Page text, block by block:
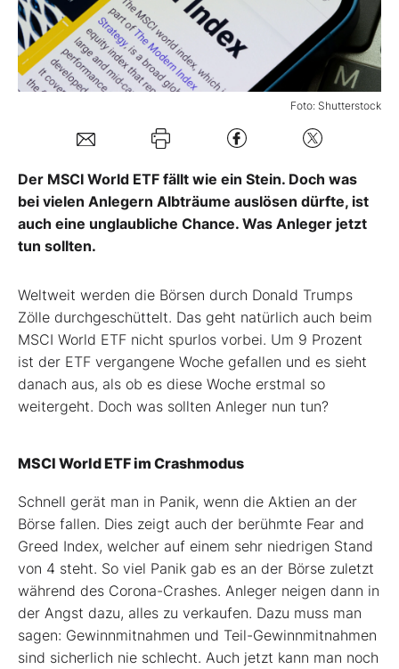
Mein Konto
Foto: Shutterstock
Der MSCI World ETF fällt wie ein Stein. Doch was
bei vielen Anlegern Albträume auslösen dürfte, ist
auch eine unglaubliche Chance. Was Anleger jetzt
tun sollten.
Weltweit werden die Börsen durch Donald Trumps
Zölle durchgeschüttelt. Das geht natürlich auch beim
MSCI World ETF nicht spurlos vorbei. Um 9 Prozent
ist der ETF vergangene Woche gefallen und es sieht
danach aus, als ob es diese Woche erstmal so
weitergeht. Doch was sollten Anleger nun tun?
MSCI World ETF im Crashmodus
Schnell gerät man in Panik, wenn die Aktien an der
Börse fallen. Dies zeigt auch der berühmte Fear and
Greed Index, welcher auf einem sehr niedrigen Stand
von 4 steht. So viel Panik gab es an der Börse zuletzt
während des Corona-Crashes. Anleger neigen dann in
der Angst dazu, alles zu verkaufen. Dazu muss man
sagen: Gewinnmitnahmen und Teil-Gewinnmitnahmen
sind sicherlich nie schlecht. Auch jetzt kann man noch